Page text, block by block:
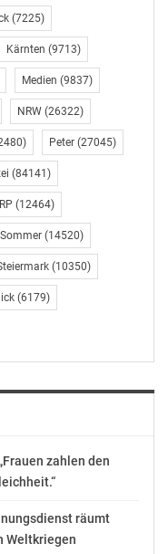
sind die fünf Module
und University+.
es, IT-Outsourcing
Mittelstand
auch die
IT-Strategie.
schafft
University+
Führungskräfte zu
Transformation zu
ALS
Mit der
Zero-Trust-
das Unternehmen
Konzepte
(7225)
Kärnten (9713)
Medien (9837)
NRW (26322)
Peter (27045)
(84141)
RP (12464)
Sommer (14520)
(10350)
(6179)
zahlen den
räumt
Weltkriegen